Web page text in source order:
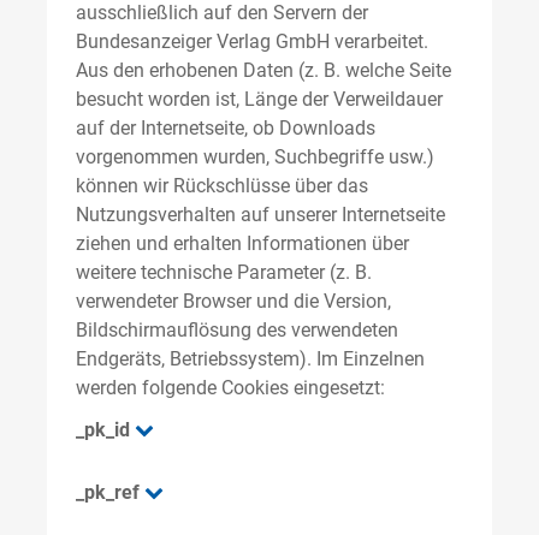
ausschließlich auf den Servern der
Bundesanzeiger Verlag GmbH verarbeitet.
Aus den erhobenen Daten (z. B. welche Seite
besucht worden ist, Länge der Verweildauer
auf der Internetseite, ob Downloads
vorgenommen wurden, Suchbegriffe usw.)
können wir Rückschlüsse über das
Nutzungsverhalten auf unserer Internetseite
ziehen und erhalten Informationen über
weitere technische Parameter (z. B.
verwendeter Browser und die Version,
Bildschirmauflösung des verwendeten
Endgeräts, Betriebssystem). Im Einzelnen
werden folgende Cookies eingesetzt:
_pk_id
_pk_ref